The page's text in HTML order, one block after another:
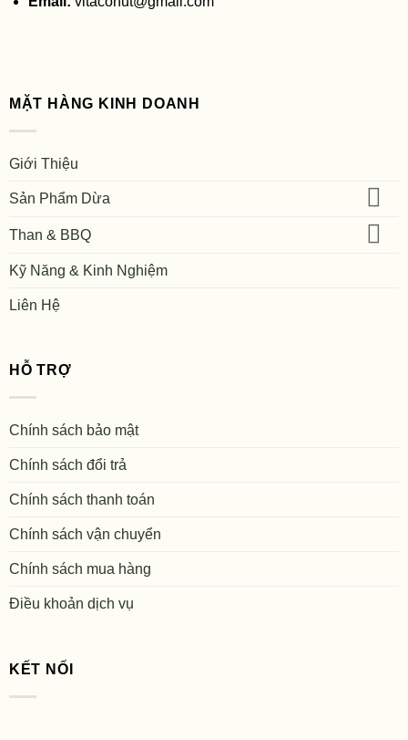
MẶT HÀNG KINH DOANH
Giới Thiệu
Sản Phẩm Dừa
Than & BBQ
Kỹ Năng & Kinh Nghiệm
Liên Hệ
HỖ TRỢ
Chính sách bảo mật
Chính sách đổi trả
Chính sách thanh toán
Chính sách vận chuyển
Chính sách mua hàng
Điều khoản dịch vụ
KẾT NỐI